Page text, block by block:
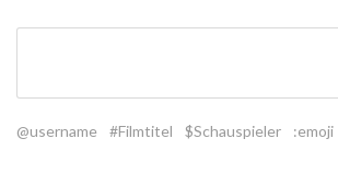
@username #Filmtitel $Schauspieler :emoji